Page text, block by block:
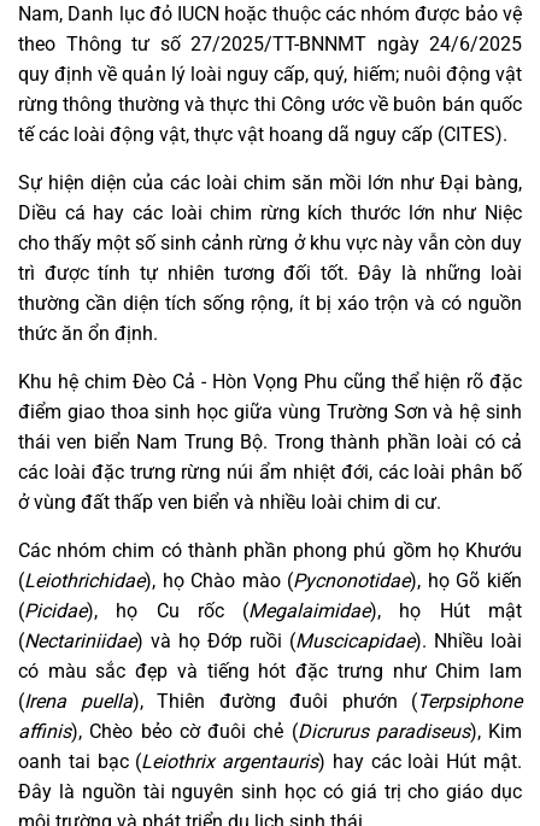
Nam, Danh lục đỏ IUCN hoặc thuộc các nhóm được bảo vệ
theo Thông tư số 27/2025/TT-BNNMT ngày 24/6/2025
quy định về quản lý loài nguy cấp, quý, hiếm; nuôi động vật
rừng thông thường và thực thi Công ước về buôn bán quốc
tế các loài động vật, thực vật hoang dã nguy cấp (CITES).
Sự hiện diện của các loài chim săn mồi lớn như Đại bàng,
Diều cá hay các loài chim rừng kích thước lớn như Niệc
cho thấy một số sinh cảnh rừng ở khu vực này vẫn còn duy
trì được tính tự nhiên tương đối tốt. Đây là những loài
thường cần diện tích sống rộng, ít bị xáo trộn và có nguồn
thức ăn ổn định.
Khu hệ chim Đèo Cả - Hòn Vọng Phu cũng thể hiện rõ đặc
điểm giao thoa sinh học giữa vùng Trường Sơn và hệ sinh
thái ven biển Nam Trung Bộ. Trong thành phần loài có cả
các loài đặc trưng rừng núi ẩm nhiệt đới, các loài phân bố
ở vùng đất thấp ven biển và nhiều loài chim di cư.
Các nhóm chim có thành phần phong phú gồm họ Khướu
(Leiothrichidae), họ Chào mào (Pycnonotidae), họ Gõ kiến
(Picidae), họ Cu rốc (Megalaimidae), họ Hút mật
(Nectariniidae) và họ Đớp ruồi (Muscicapidae). Nhiều loài
có màu sắc đẹp và tiếng hót đặc trưng như Chim lam
(Irena puella), Thiên đường đuôi phướn (Terpsiphone
affinis), Chèo bẻo cờ đuôi chẻ (Dicrurus paradiseus), Kim
oanh tai bạc (Leiothrix argentauris) hay các loài Hút mật.
Đây là nguồn tài nguyên sinh học có giá trị cho giáo dục